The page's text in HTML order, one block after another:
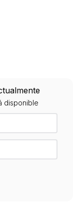
disponible